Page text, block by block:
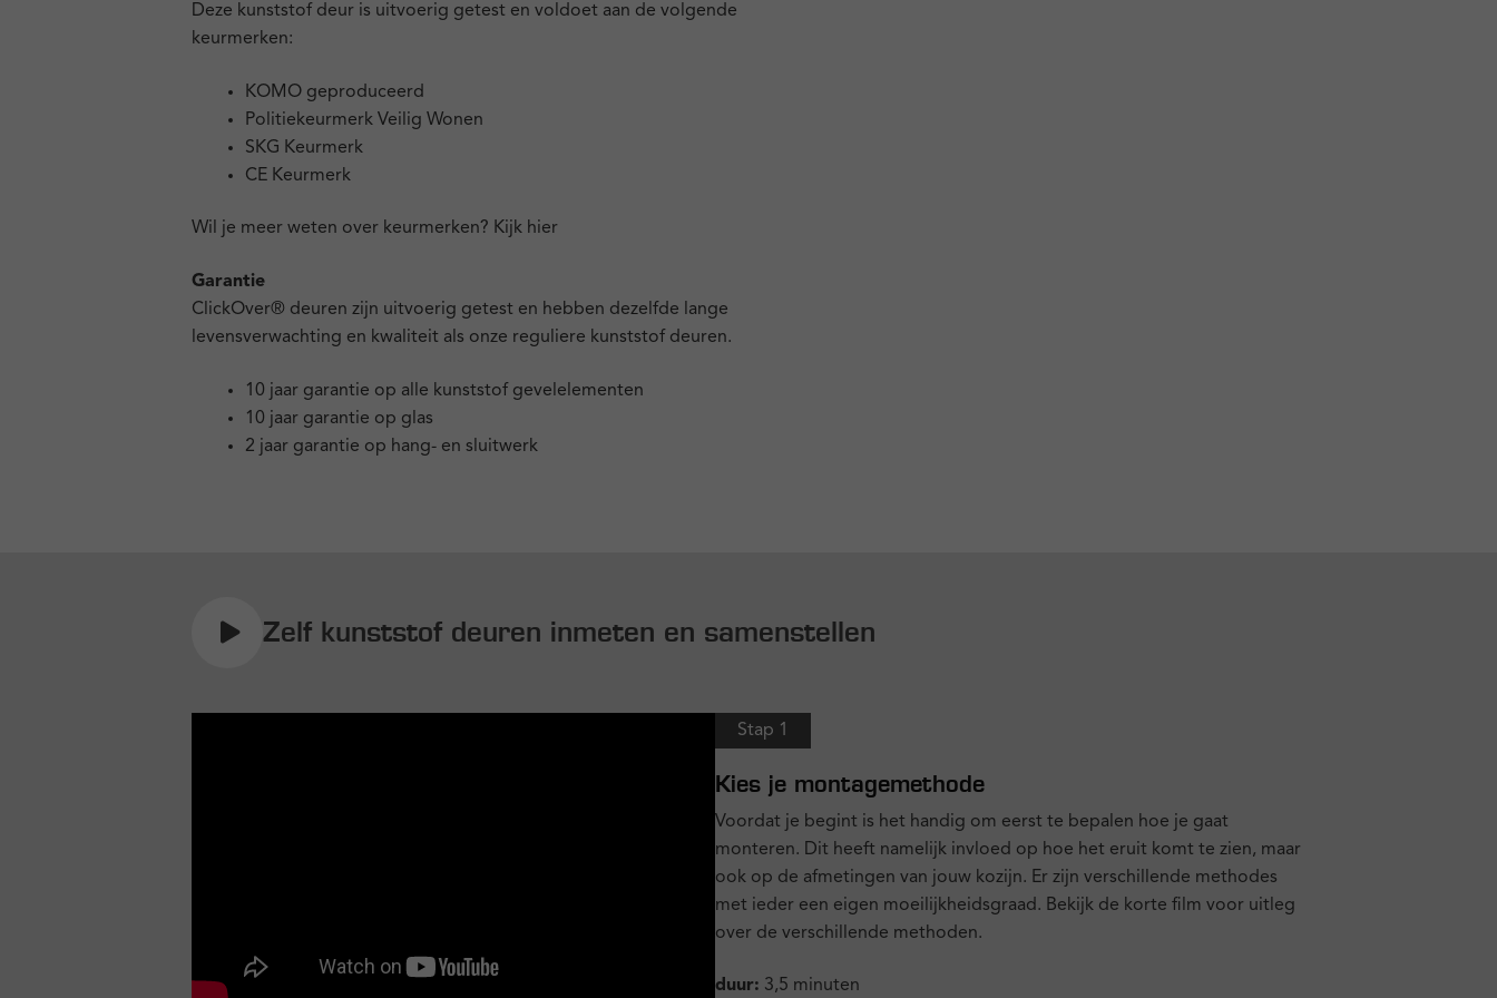
Deze kunststof deur is uitvoerig getest en voldoet aan de volgende
keurmerken:
KOMO geproduceerd
Politiekeurmerk Veilig Wonen
SKG Keurmerk
CE Keurmerk
Wil je meer weten over keurmerken? Kijk hier
Garantie
ClickOver® deuren zijn uitvoerig getest en hebben dezelfde lange
levensverwachting en kwaliteit als onze reguliere kunststof deuren.
10 jaar garantie op alle kunststof gevelelementen
10 jaar garantie op glas
2 jaar garantie op hang- en sluitwerk
Zelf kunststof deuren inmeten en samenstellen
Stap 1
Kies je montagemethode
Voordat je begint is het handig om eerst te bepalen hoe je gaat
monteren. Dit heeft namelijk invloed op hoe het eruit komt te zien, maar
ook op de afmetingen van jouw kozijn. Er zijn verschillende methodes
met ieder een eigen moeilijkheidsgraad. Bekijk de korte film voor uitleg
over de verschillende methoden.
duur: 3,5 minuten